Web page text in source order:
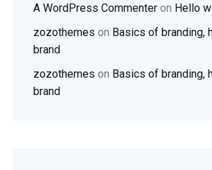
A WordPress Commenter on Hello
zozothemes on Basics of branding,
brand
zozothemes on Basics of branding,
brand